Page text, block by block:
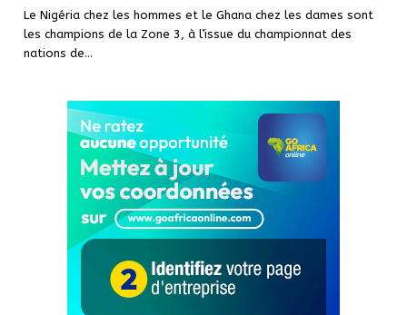
Le Nigéria chez les hommes et le Ghana chez les dames sont
les champions de la Zone 3, à l’issue du championnat des
nations de…